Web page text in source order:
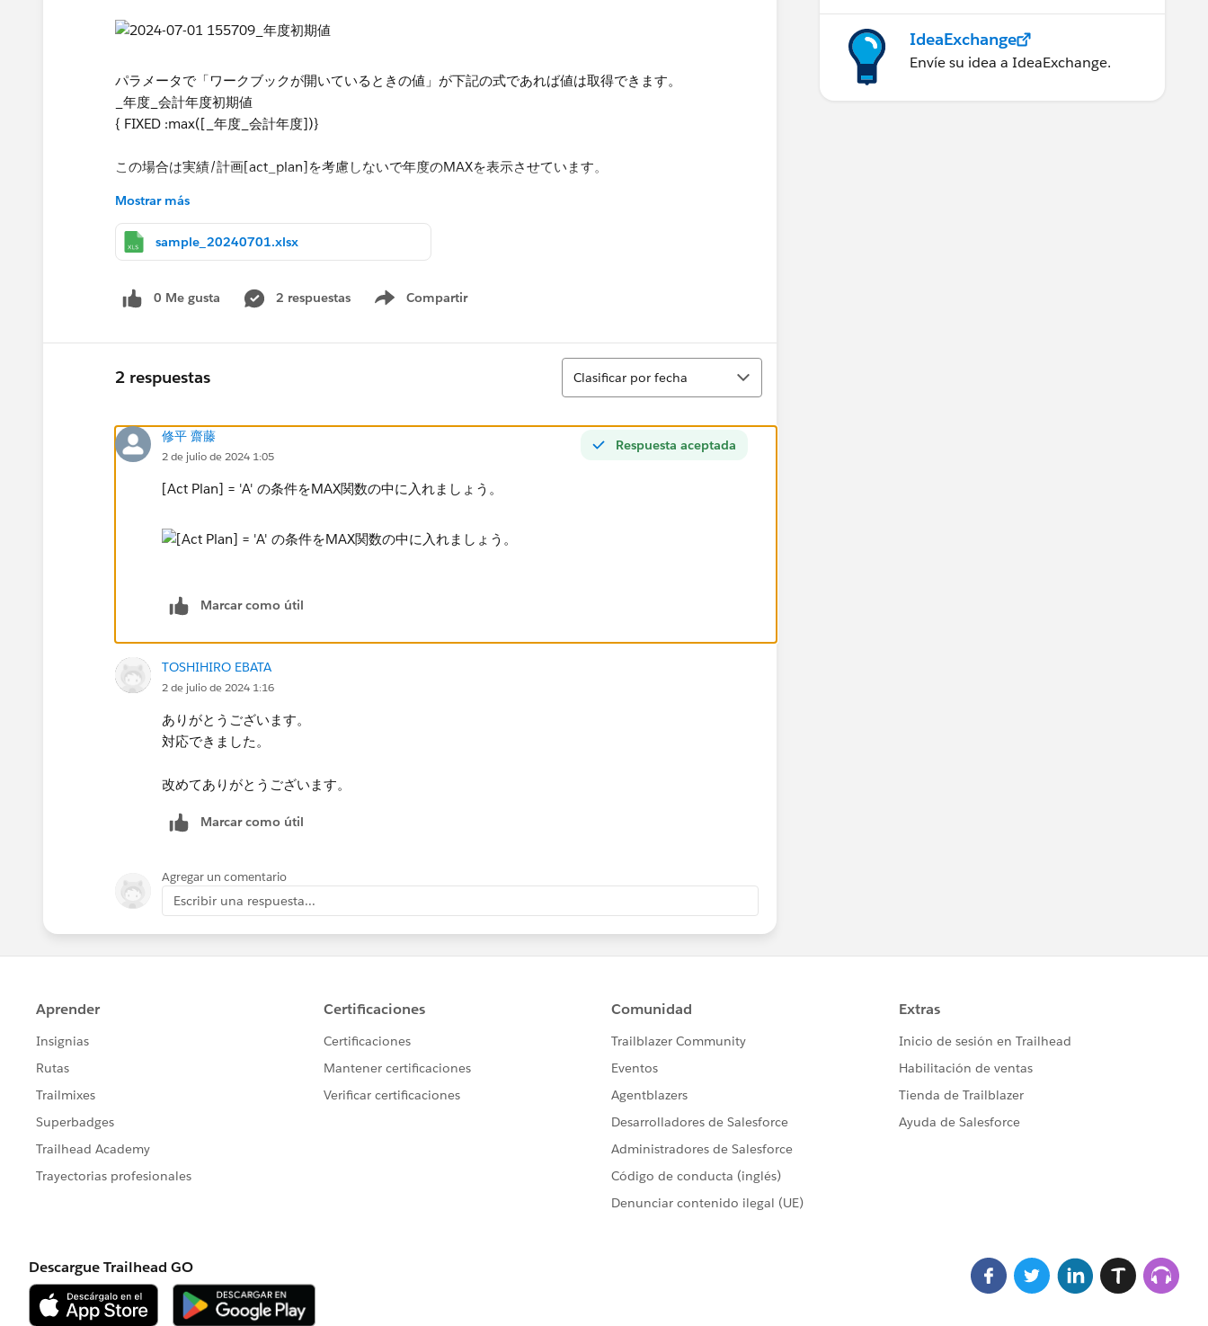
パラメータで「ワークブックが開いているときの値」が下記の式であれば値は取得できます。
_年度_会計年度初期値
{ FIXED :max([_年度_会計年度])}
この場合は実績/計画[act_plan]を考慮しないで年度のMAXを表示させています。
しかし、
_年度_会計年度初期値 （実績がMAX）
{ FIXED [Act Plan]="A":max([_年度_会計年度])}
このように[Act Plan]="A"を定義した場合、「ワークブックが開いているときの値」に上記式が設定できま
条件がある場合のパラメータの初期値設定はどのように対応すればよいでしょうか。
何卒よろしくお願い申し上げます。
Mostrar más
sample_20240701.xlsx
0 Me gusta 2 respuestas Compartir
Show menu
2 respuestas
Ordenar
Clasificar por fecha
Respuesta aceptada
修平 齋藤
2 de julio de 2024 1:05
[Act Plan] = 'A' の条件をMAX関数の中に入れましょう。
Marcar como útil
TOSHIHIRO EBATA
2 de julio de 2024 1:16
ありがとうございます。
対応できました。
改めてありがとうございます。
Marcar como útil
Agregar un comentario
Escribir una respuesta...
IdeaExchange
Envíe su idea a IdeaExchange.